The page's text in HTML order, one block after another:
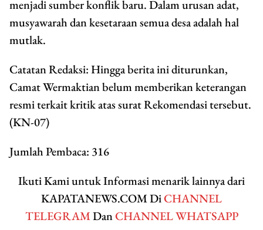
menjadi sumber konflik baru. Dalam urusan adat,
musyawarah dan kesetaraan semua desa adalah hal
mutlak.
Catatan Redaksi:Hingga berita ini diturunkan,
Camat Wermaktian belum memberikan keterangan
resmi terkait kritik atas surat Rekomendasi tersebut.
(KN-07)
Jumlah Pembaca: 316
Ikuti Kami untuk Informasi menarik lainnya dari
KAPATANEWS.COM DiCHANNEL
TELEGRAMDanCHANNEL WHATSAPP